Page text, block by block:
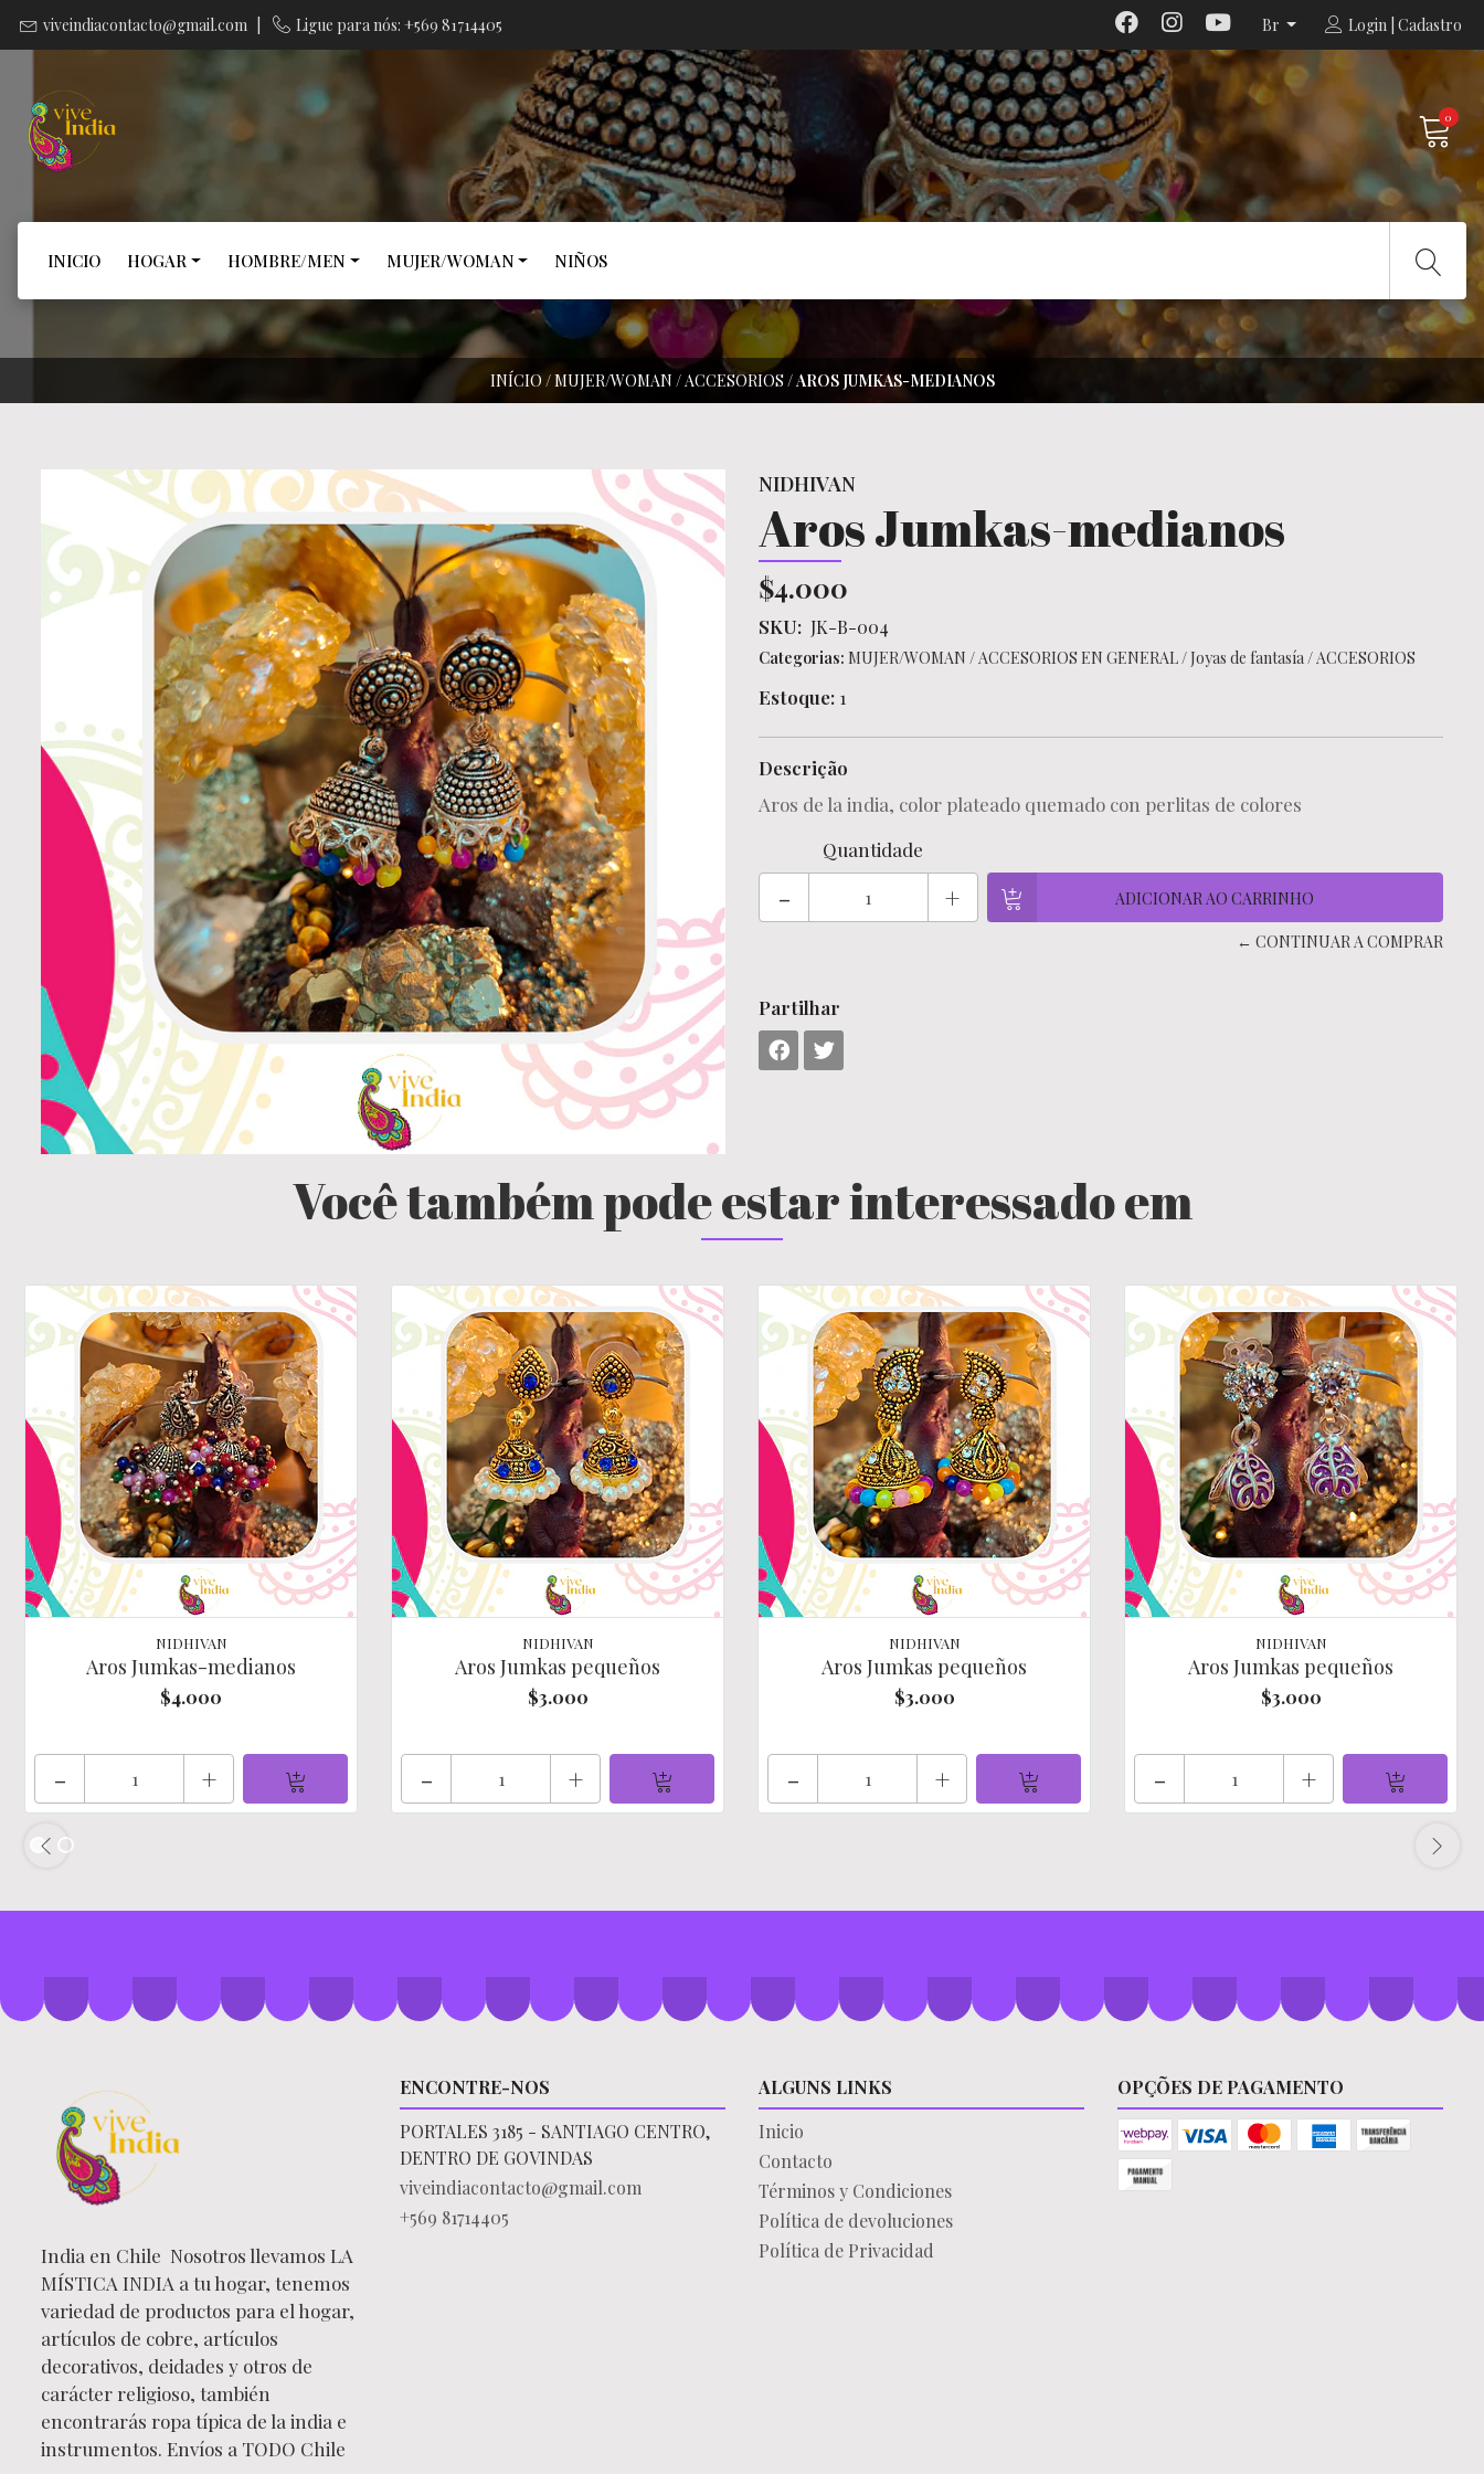
viveindiacontacto@gmail.com Ligue para nós: +569 81714405 Br Login | Cadastro
0
INICIO HOGAR HOMBRE/MEN MUJER/WOMAN NIÑOS
INÍCIO /MUJER/WOMAN /ACCESORIOS /AROS JUMKAS-MEDIANOS
NIDHIVAN
Aros Jumkas-medianos
$4.000
SKU: JK-B-004
Categorias: MUJER/WOMAN /ACCESORIOS EN GENERAL/Joyas de fantasía/ACCESORIOS
Estoque: 1
Descrição
Aros de la india, color plateado quemado con perlitas de colores
Quantidade
- +
← CONTINUAR A COMPRAR
Partilhar
Você também pode estar interessado em
NIDHIVAN
Aros Jumkas-medianos
$4.000
- +
NIDHIVAN
Aros Jumkas pequeños
$3.000
- +
NIDHIVAN
Aros Jumkas pequeños
$3.000
- +
NIDHIVAN
Aros Jumkas pequeños
$3.000
- +
India en Chile Nosotros llevamos LA
MÍSTICA INDIA a tu hogar, tenemos
variedad de productos para el hogar,
artículos de cobre, artículos
decorativos, deidades y otros de
carácter religioso, también
encontrarás ropa típica de la india e
instrumentos. Envíos a TODO Chile
ENCONTRE-NOS
PORTALES 3185 - SANTIAGO CENTRO,
DENTRO DE GOVINDAS
viveindiacontacto@gmail.com
+569 81714405
ALGUNS LINKS
Inicio
Contacto
Términos y Condiciones
Política de devoluciones
Política de Privacidad
OPÇÕES DE PAGAMENTO